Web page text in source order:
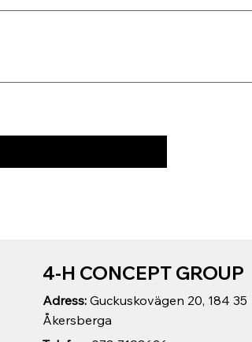
Adress: Guckuskovägen 20, 184 35
Åkersberga
4-H CONCEPT GROUP